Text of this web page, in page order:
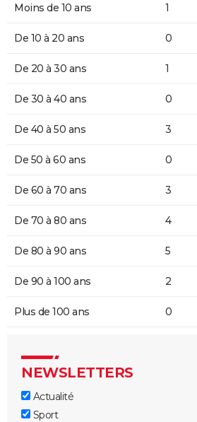
Moins de 10 ans 1
De 10 à 20 ans 0
De 20 à 30 ans 1
De 30 à 40 ans 0
De 40 à 50 ans 3
De 50 à 60 ans 0
De 60 à 70 ans 3
De 70 à 80 ans 4
De 80 à 90 ans 5
De 90 à 100 ans 2
Plus de 100 ans 0
NEWSLETTERS
Actualité
Sport